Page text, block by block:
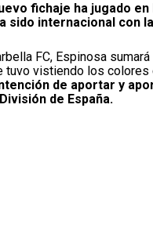
fichaje ha jugado
sido internacional con
FC, Espinosa
vistiendo los colores
de aportar y
de España.